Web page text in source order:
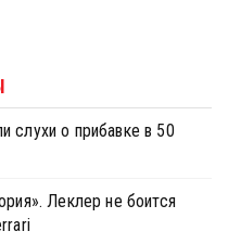
слухи о прибавке в 50
Леклер не боится